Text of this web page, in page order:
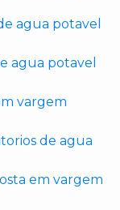
agua potavel
agua potavel
vargem
de agua
em vargem